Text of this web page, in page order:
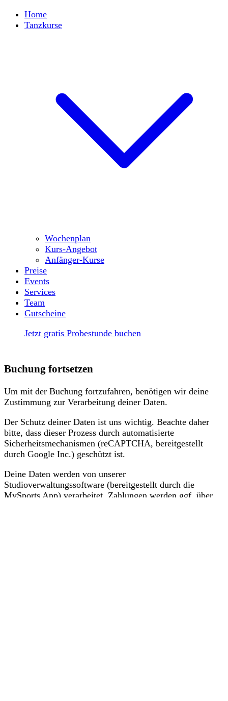
Home
Tanzkurse
Wochenplan
Kurs-Angebot
Anfänger-Kurse
Preise
Events
Services
Team
Gutscheine
Jetzt gratis Probestunde buchen
Buchung fortsetzen
Um mit der Buchung fortzufahren, benötigen wir deine
Zustimmung zur Verarbeitung deiner Daten.
Der Schutz deiner Daten ist uns wichtig. Beachte daher
bitte, dass dieser Prozess durch automatisierte
Sicherheitsmechanismen (reCAPTCHA, bereitgestellt
durch Google Inc.) geschützt ist.
Deine Daten werden von unserer
Studioverwaltungssoftware (bereitgestellt durch die
MySports App) verarbeitet. Zahlungen werden ggf. über